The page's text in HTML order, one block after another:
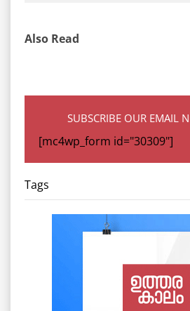
Also Read
SUBSCRIBE OUR EMAIL
[mc4wp_form id="30309"]
Tags